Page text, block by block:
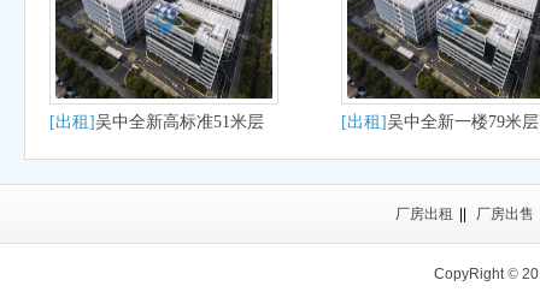
[出租]吴中全新高标准51米层
高出租
[出租]吴中全新一楼79米
厂房出租
厂房出租 厂房出售
CopyRight©